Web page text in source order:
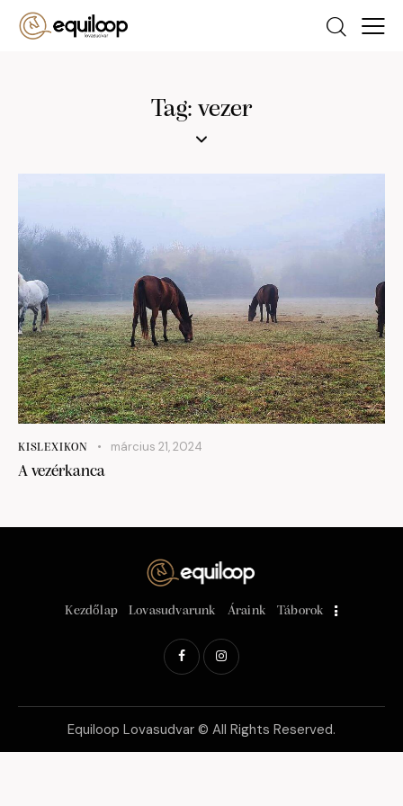
Tag: vezer
KISLEXIKON március 21, 2024
A vezérkanca
Kezdőlap Lovasudvarunk Áraink Táborok
Equiloop Lovasudvar © All Rights Reserved.